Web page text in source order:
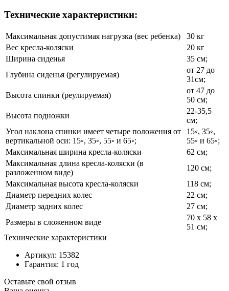
Технические характеристики:
Максимальная допустимая нагрузка (вес ребенка)
30 кг
Вес кресла-коляски
20 кг
Ширина сиденья
35 см;
Глубина сиденья (регулируемая)
от 27 до
31см;
Высота спинки (реулируемая)
от 47 до
50 см;
Высота подножки
22-35,5
см;
Угол наклона спинки имеет четыре положения от
вертикальной оси: 15◦, 35◦, 55◦ и 65◦;
15◦, 35◦,
55◦ и 65◦;
Максимальная ширина кресла-коляски
62 см;
Максимальная длина кресла-коляски (в
разложенном виде)
120 см;
Максимальная высота кресла-коляски
118 см;
Диаметр передних колес
22 см;
Диаметр задних колес
27 см;
Размеры в сложенном виде
70 х 58 х
51 см;
Технические характеристики
Артикул: 15382
Гарантия: 1 год
Оставьте свой отзыв